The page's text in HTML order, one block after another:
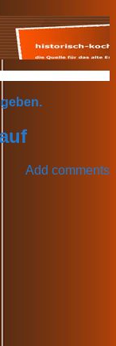
Add comments